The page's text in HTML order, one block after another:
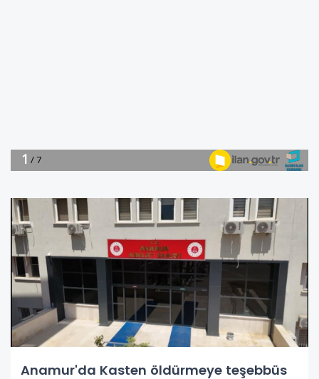
Anamur'da Kasten öldürmeye teşebbüs